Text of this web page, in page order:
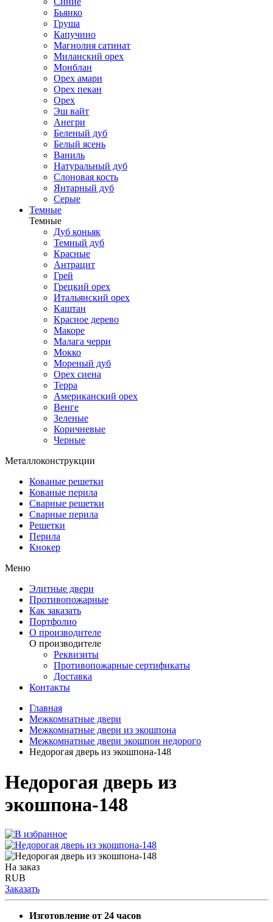
Бьянко
Груша
Капучино
Магнолия сатинат
Миланский орех
Монблан
Орех амари
Орех пекан
Орех
Эш вайт
Анегри
Беленый дуб
Белый ясень
Ваниль
Натуральный дуб
Слоновая кость
Янтарный дуб
Серые
Темные
Темные
Дуб коньяк
Темный дуб
Красные
Антрацит
Грей
Грецкий орех
Итальянский орех
Каштан
Красное дерево
Макоре
Малага черри
Мокко
Мореный дуб
Орех сиена
Терра
Американский орех
Венге
Зеленые
Коричневые
Черные
Металлоконструкции
Кованые решетки
Кованые перила
Сварные решетки
Сварные перила
Решетки
Перила
Кнокер
Меню
Элитные двери
Противопожарные
Как заказать
Портфолио
О производителе
О производителе
Реквизиты
Противопожарные сертификаты
Доставка
Контакты
Главная
Межкомнатные двери
Межкомнатные двери из экошпона
Межкомнатные двери экошпон недорого
Недорогая дверь из экошпона-148
Недорогая дверь из
экошпона-148
На заказ
RUB
Заказать
Изготовление от 24 часов